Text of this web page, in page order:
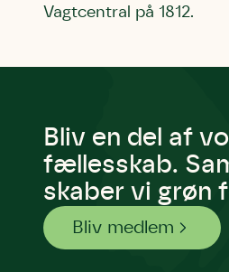
Vagtcentral på 1812.
Bliv en del af
fællesskab.
skaber vi grøn
Bliv medlem